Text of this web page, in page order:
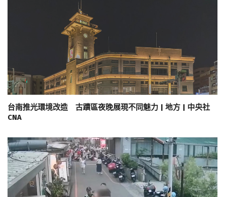
台南推光環境改造 古蹟區夜晚展現不同魅力 | 地方 | 中央社
CNA